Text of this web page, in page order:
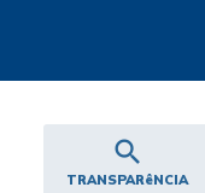
search
TRANSPARêNCIA